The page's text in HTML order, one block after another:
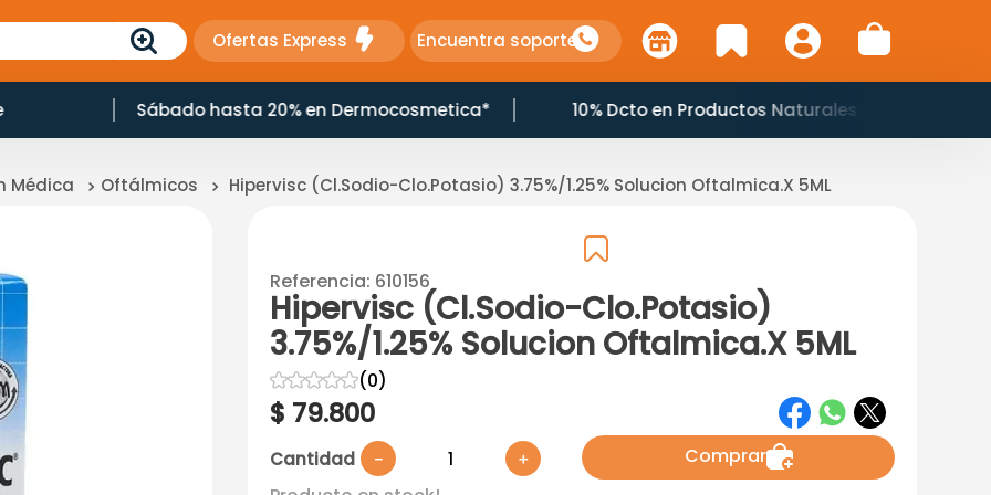
Ofertas Express Encuentra soporte
Sábado hasta 20% en Dermocosmetica* 10% Dcto en Productos Naturales
Médica Oftálmicos Hipervisc (Cl.Sodio-Clo.Potasio) 3.75%/1.25% Solucion Oftalmica.X 5ML
Referencia: 610156
Hipervisc (Cl.Sodio-Clo.Potasio)
3.75%/1.25% Solucion Oftalmica.X 5ML
☆☆☆☆☆(0)
$ 79.800
Cantidad ＋
－
Comprar